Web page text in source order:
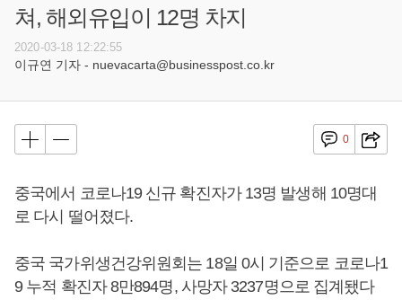
쳐, 해외유입이 12명 차지
2020-03-18 12:22:55
이규연 기자 - nuevacarta@businesspost.co.kr
0
중국에서 코로나19 신규 확진자가 13명 발생해 10명대
로 다시 떨어졌다.
중국 국가위생건강위원회는 18일 0시 기준으로 코로나1
9 누적 확진자 8만894명, 사망자 3237명으로 집계됐다